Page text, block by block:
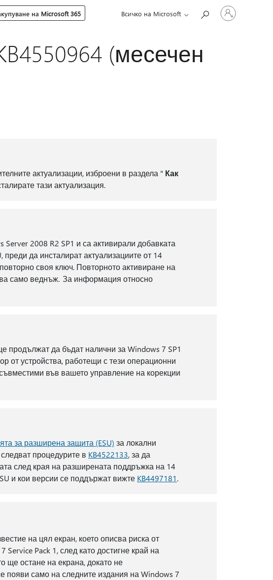
на Microsoft 365 Всичко на Microsoft
Влезте
във
вашия
(месечен
актуализации, изброени в раздела " Как
тази актуализация.
Server 2008 R2 SP1 и са активирали добавката
преди да инсталират актуализациите от 14
своя ключ. Повторното активиране на
само веднъж. За информация относно
продължат да бъдат налични за Windows 7 SP1
от устройства, работещи с тези операционни
във вашето управление на корекции
за разширена защита (ESU) за локални
процедурите в KB4522133, за да
след края на разширената поддръжка на 14
и кои версии се поддържат вижте KB4497181.
на цял екран, което описва риска от
Pack 1, след като достигне край на
ще остане на екрана, докато не
появи само на следните издания на Windows 7